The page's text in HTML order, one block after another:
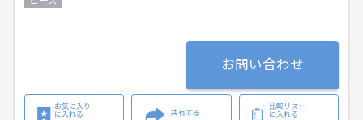
お問い合わせ
お気に入り
に入れる
共有する
比較リスト
に入れる